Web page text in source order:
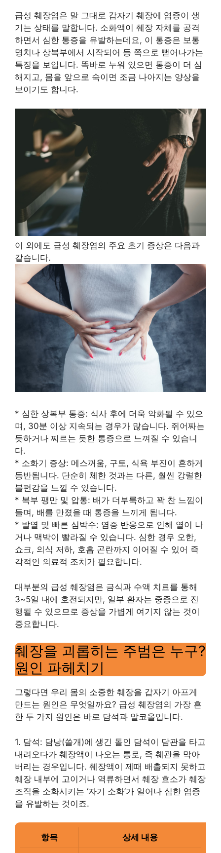
급성 췌장염은 말 그대로 갑자기 췌장에 염증이 생
기는 상태를 말합니다. 소화액이 췌장 자체를 공격
하면서 심한 통증을 유발하는데요, 이 통증은 보통
명치나 상복부에서 시작되어 등 쪽으로 뻗어나가는
특징을 보입니다. 똑바로 누워 있으면 통증이 더 심
해지고, 몸을 앞으로 숙이면 조금 나아지는 양상을
보이기도 합니다.
이 외에도 급성 췌장염의 주요 초기 증상은 다음과
같습니다.
* 심한 상복부 통증: 식사 후에 더욱 악화될 수 있으
며, 30분 이상 지속되는 경우가 많습니다. 쥐어짜는
듯하거나 찌르는 듯한 통증으로 느껴질 수 있습니
다.
* 소화기 증상: 메스꺼움, 구토, 식욕 부진이 흔하게
동반됩니다. 단순히 체한 것과는 다른, 훨씬 강렬한
불편감을 느낄 수 있습니다.
* 복부 팽만 및 압통: 배가 더부룩하고 꽉 찬 느낌이
들며, 배를 만졌을 때 통증을 느끼게 됩니다.
* 발열 및 빠른 심박수: 염증 반응으로 인해 열이 나
거나 맥박이 빨라질 수 있습니다. 심한 경우 오한,
쇼크, 의식 저하, 호흡 곤란까지 이어질 수 있어 즉
각적인 의료적 조치가 필요합니다.
대부분의 급성 췌장염은 금식과 수액 치료를 통해
3~5일 내에 호전되지만, 일부 환자는 중증으로 진
행될 수 있으므로 증상을 가볍게 여기지 않는 것이
중요합니다.
췌장을 괴롭히는 주범은 누구?
원인 파헤치기
그렇다면 우리 몸의 소중한 췌장을 갑자기 아프게
만드는 원인은 무엇일까요? 급성 췌장염의 가장 흔
한 두 가지 원인은 바로 담석과 알코올입니다.
1. 담석: 담낭(쓸개)에 생긴 돌인 담석이 담관을 타고
내려오다가 췌장액이 나오는 통로, 즉 췌관을 막아
버리는 경우입니다. 췌장액이 제때 배출되지 못하고
췌장 내부에 고이거나 역류하면서 췌장 효소가 췌장
조직을 소화시키는 ‘자기 소화’가 일어나 심한 염증
을 유발하는 것이죠.
항목 상세 내용